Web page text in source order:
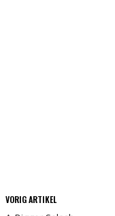
VORIG ARTIKEL